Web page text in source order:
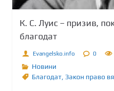
К. С. Луис – призив,
благодат
Evangelsko.info 0
Новини
Благодат Закон право